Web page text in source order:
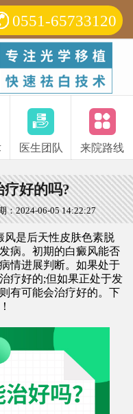
0551-65733120
医生团队 来院路线
好的吗?
：2024-06-05 14:22:27
风是后天性皮肤色素脱
病。初期的白癜风能否
情进展判断。如果处于
疗好的;但如果正处于发
有可能会治疗好的。下